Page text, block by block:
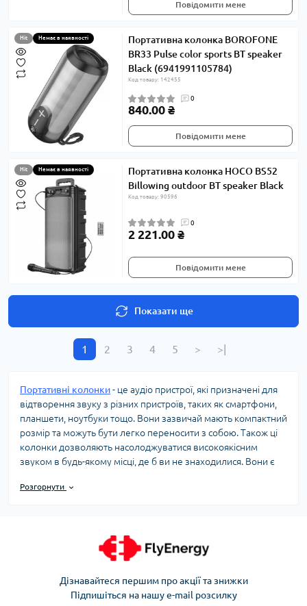
Повідомити мене
Hit Немає в наявності
Портативна колонка BOROFONE
BR33 Pulse color sports BT speaker
Black (6941991105784)
Код товару: 142455
0
840.00 ₴
Повідомити мене
Hit Немає в наявності
Портативна колонка HOCO BS52
Billowing outdoor BT speaker Black
Код товару: 90596
0
2 221.00 ₴
Повідомити мене
Показати ще
1 2 3 4 5 > >|
Портативні колонки- це аудіо пристрої, які призначені для
відтворення звуку з різних пристроїв, таких як смартфони,
планшети, ноутбуки тощо. Вони зазвичай мають компактний
розмір та можуть бути легко переносити з собою. Також ці
колонки дозволяють насолоджуватися високоякісним
звуком в будь-якому місці, де б ви не знаходилися. Вони є
на відпочинку на природі або просто вдома.
де ви знайдете широкий вибір Bluetooth портативних
колонок JBL та інші, які вразять вас своєю унікальністю та
інноваційними функціями. Наш асортимент включає
водонепроникні колонки, які ідеально підходять для
використання на відкритому повітрі, а також моделі з
Розгорнути
Дізнавайтеся першим про акції та знижки
Підпишіться на нашу e-mail розсилку